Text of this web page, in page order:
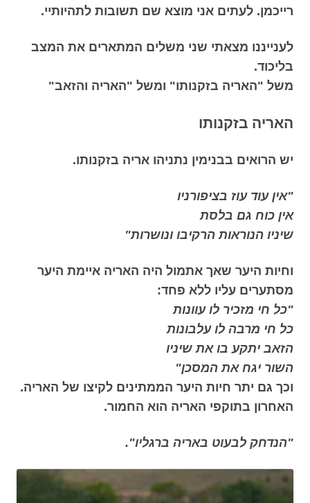
רייכמן. לעתים אני מוצא שם תשובות לתהיותיי.
לענייננו מצאתי שני משלים המתארים את המצב
בליכוד.
משל "האריה בזקנותו" ומשל "האריה והזאב"
האריה בזקנותו
יש הרואים בבנימין נתניהו אריה בזקנותו.
"אין עוד עוז בציפורניו
אין כוח גם בלסת
שיניו הנוראות הרקיבו ונושרות"
וחיות היער שאך אתמול היה האריה איימת היער
מסתערים עליו ללא פחד:
"כל חי מזכיר לו עוונות
כל חי מרבה לו עלבונות
הזאב יתקע בו את שיניו
השור יגח את המסכן"
וכך גם יתר חיות היער הממתינים לקיצו של האריה.
האחרון בתוקפי האריה הוא החמור.
"הנדחק לבעוט באריה ברגליו".